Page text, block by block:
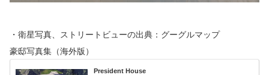
・衛星写真、ストリートビューの出典：グーグルマップ
豪邸写真集（海外版）
President House